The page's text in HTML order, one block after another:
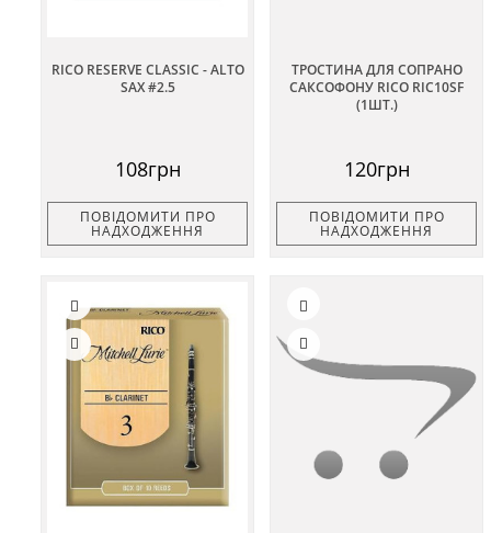
RICO RESERVE CLASSIC - ALTO
SAX #2.5
108грн
ПОВІДОМИТИ ПРО
НАДХОДЖЕННЯ
ТРОСТИНА ДЛЯ СОПРАНО
САКСОФОНУ RICO RIC10SF
(1ШТ.)
120грн
ПОВІДОМИТИ ПРО
НАДХОДЖЕННЯ